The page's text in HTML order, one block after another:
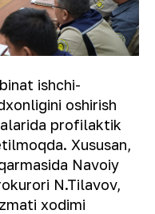
ishchi-
oshirish
profilaktik
Xususan,
Navoiy
N.Tilavov,
xodimi